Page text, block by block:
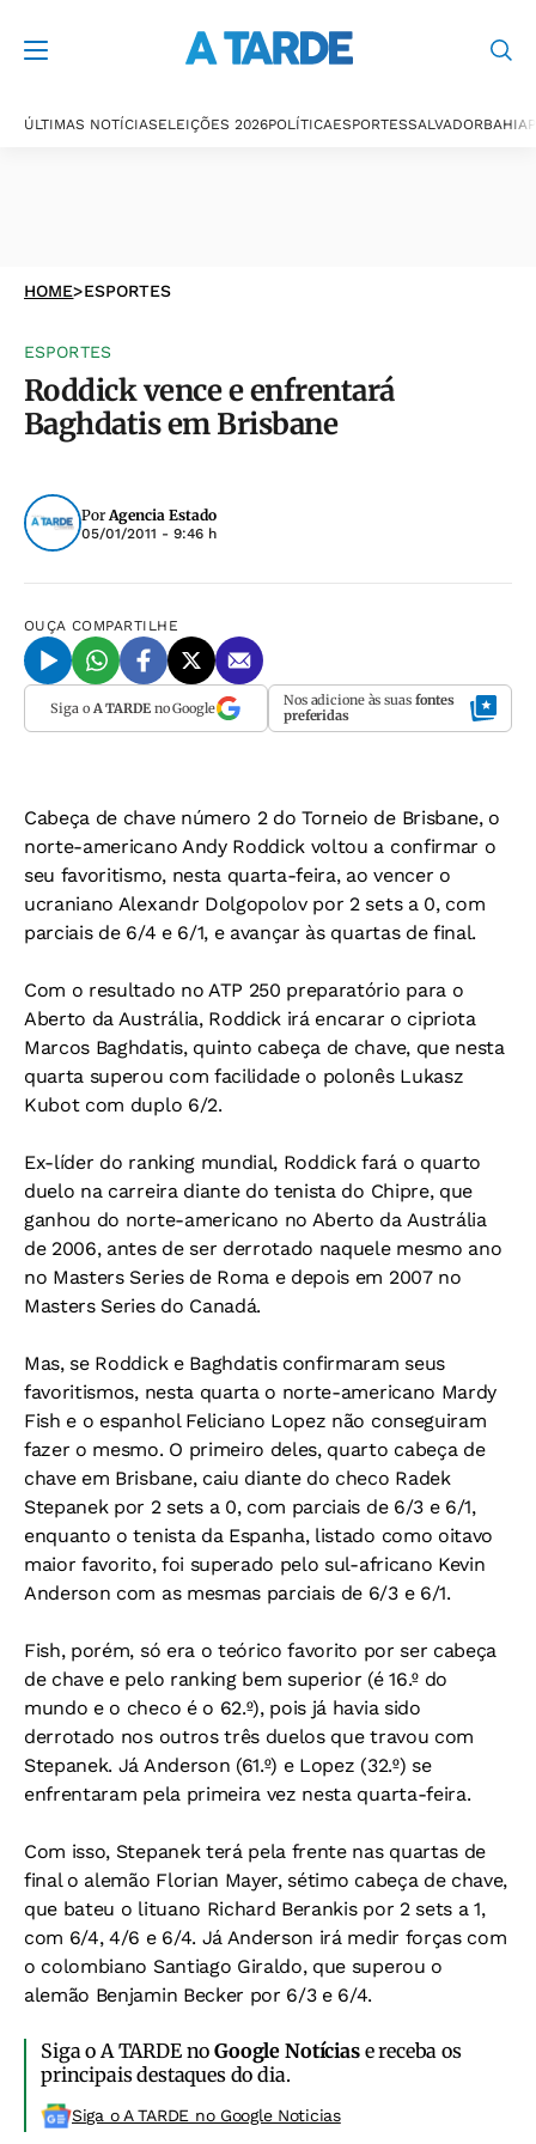
ÚLTIMAS NOTÍCIASELEIÇÕES 2026POLÍTICAESPORTESSALVADORBAHIA
HOME>ESPORTES
ESPORTES
Roddick vence e enfrentará
Baghdatis em Brisbane
PorAgencia Estado
05/01/2011 - 9:46 h
OUÇA COMPARTILHE
Siga o A TARDEno Google Nos adicione às suas fontes
preferidas
Cabeça de chave número 2 do Torneio de Brisbane, o
norte-americano Andy Roddick voltou a confirmar o
seu favoritismo, nesta quarta-feira, ao vencer o
ucraniano Alexandr Dolgopolov por 2 sets a 0, com
parciais de 6/4 e 6/1, e avançar às quartas de final.
Com o resultado no ATP 250 preparatório para o
Aberto da Austrália, Roddick irá encarar o cipriota
Marcos Baghdatis, quinto cabeça de chave, que nesta
quarta superou com facilidade o polonês Lukasz
Kubot com duplo 6/2.
Ex-líder do ranking mundial, Roddick fará o quarto
duelo na carreira diante do tenista do Chipre, que
ganhou do norte-americano no Aberto da Austrália
de 2006, antes de ser derrotado naquele mesmo ano
no Masters Series de Roma e depois em 2007 no
Masters Series do Canadá.
Mas, se Roddick e Baghdatis confirmaram seus
favoritismos, nesta quarta o norte-americano Mardy
Fish e o espanhol Feliciano Lopez não conseguiram
fazer o mesmo. O primeiro deles, quarto cabeça de
chave em Brisbane, caiu diante do checo Radek
Stepanek por 2 sets a 0, com parciais de 6/3 e 6/1,
enquanto o tenista da Espanha, listado como oitavo
maior favorito, foi superado pelo sul-africano Kevin
Anderson com as mesmas parciais de 6/3 e 6/1.
Fish, porém, só era o teórico favorito por ser cabeça
de chave e pelo ranking bem superior (é 16.º do
mundo e o checo é o 62.º), pois já havia sido
derrotado nos outros três duelos que travou com
Stepanek. Já Anderson (61.º) e Lopez (32.º) se
enfrentaram pela primeira vez nesta quarta-feira.
Com isso, Stepanek terá pela frente nas quartas de
final o alemão Florian Mayer, sétimo cabeça de chave,
que bateu o lituano Richard Berankis por 2 sets a 1,
com 6/4, 4/6 e 6/4. Já Anderson irá medir forças com
o colombiano Santiago Giraldo, que superou o
alemão Benjamin Becker por 6/3 e 6/4.
Siga o A TARDE noGoogle Notíciase receba os
principais destaques do dia.
Siga o A TARDE no Google Noticias